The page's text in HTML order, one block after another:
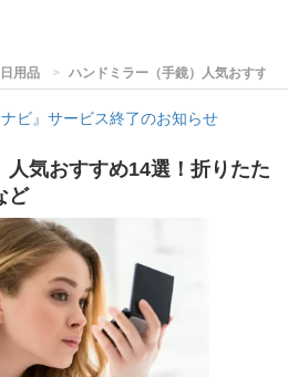
日用品 ハンドミラー（手鏡）人気おすす
ナビ』サービス終了のお知らせ
人気おすすめ14選！折りたた
ど